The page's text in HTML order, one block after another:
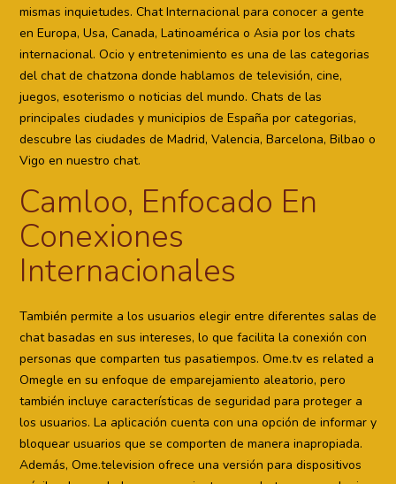
mismas inquietudes. Chat Internacional para conocer a gente
en Europa, Usa, Canada, Latinoamérica o Asia por los chats
internacional. Ocio y entretenimiento es una de las categorias
del chat de chatzona donde hablamos de televisión, cine,
juegos, esoterismo o noticias del mundo. Chats de las
principales ciudades y municipios de España por categorias,
descubre las ciudades de Madrid, Valencia, Barcelona, Bilbao o
Vigo en nuestro chat.
Camloo, Enfocado En
Conexiones
Internacionales
También permite a los usuarios elegir entre diferentes salas de
chat basadas en sus intereses, lo que facilita la conexión con
personas que comparten tus pasatiempos. Ome.tv es related a
Omegle en su enfoque de emparejamiento aleatorio, pero
también incluye características de seguridad para proteger a
los usuarios. La aplicación cuenta con una opción de informar y
bloquear usuarios que se comporten de manera inapropiada.
Además, Ome.television ofrece una versión para dispositivos